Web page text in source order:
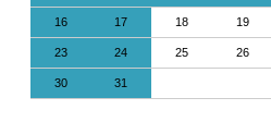
16 17 18 19
23 24 25 26
30 31